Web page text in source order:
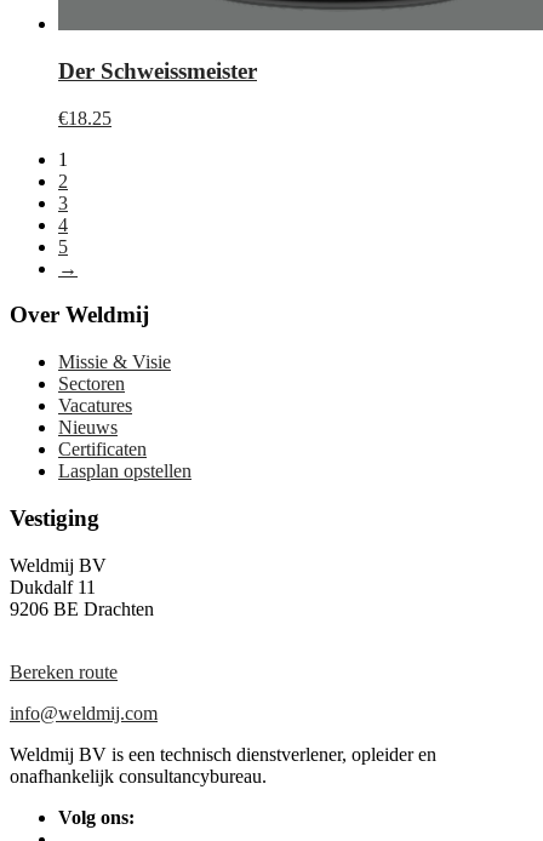
Der Schweissmeister
€18.25
1
2
3
4
5
→
Over Weldmij
Missie & Visie
Sectoren
Vacatures
Nieuws
Certificaten
Lasplan opstellen
Vestiging
Weldmij BV
Dukdalf 11
9206 BE Drachten
Bereken route
info@weldmij.com
Weldmij BV is een technisch dienstverlener, opleider en
onafhankelijk consultancybureau.
Volg ons: